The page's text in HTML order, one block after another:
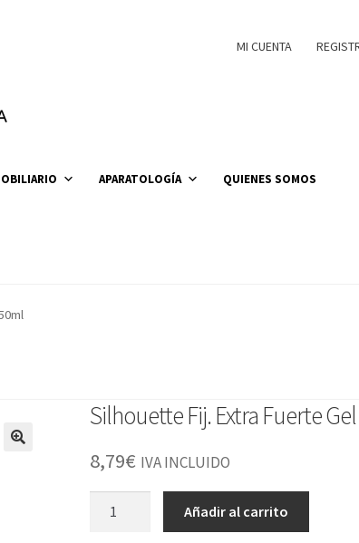
MI CUENTA
APARATOLOGÍA QUIENES SOMOS
Silhouette Fij. Extra Fuerte
8,79€ IVA INCLUIDO
Añadir al carrito